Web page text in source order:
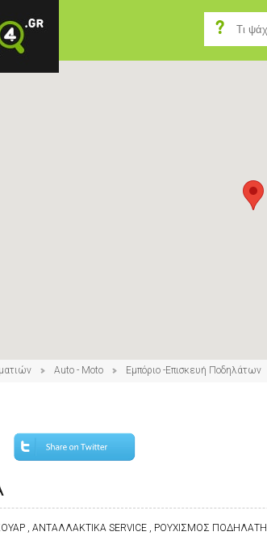
Auto - Moto Εμπόριο -Επισκευή Ποδηλάτων
, ΑΝΤΑΛΛΑΚΤΙΚΑ SERVICE , ΡΟΥΧΙΣΜΟΣ ΠΟΔΗΛΑΤΗ